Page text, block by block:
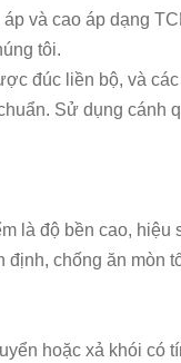
và cao áp dạng
tôi.
đúc liền bộ, và
Sử dụng cánh
là độ bền cao,
định, chống ăn mòn
hoặc xả khói có